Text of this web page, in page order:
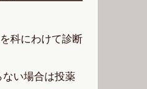
科にわけて診断
ない場合は投薬